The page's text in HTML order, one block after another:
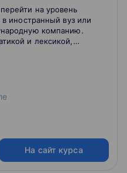
на уровень
иностранный вуз или
компанию.
и лексикой,
по общению с
На сайт курса